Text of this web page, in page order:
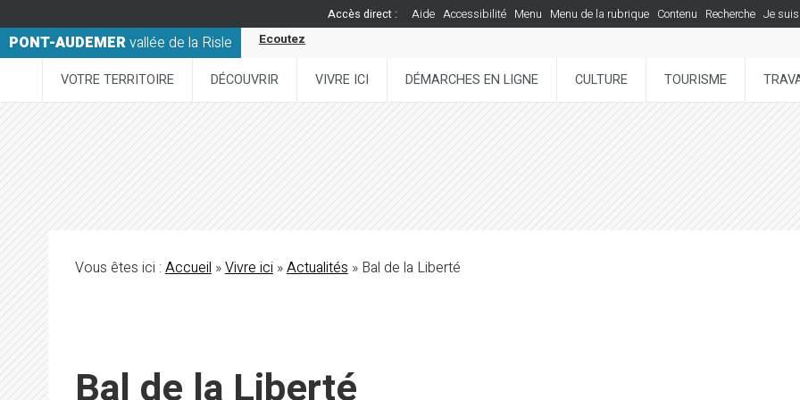
Accès direct : Aide Accessibilité Menu Menu de la rubrique Contenu Recherche Je suis
PONT-AUDEMERvallée de la Risle Ecoutez
VOTRE TERRITOIRE DÉCOUVRIR VIVRE ICI DÉMARCHES EN LIGNE CULTURE TOURISME
Vous êtes ici :Accueil»Vivre ici»Actualités» Bal de la Liberté